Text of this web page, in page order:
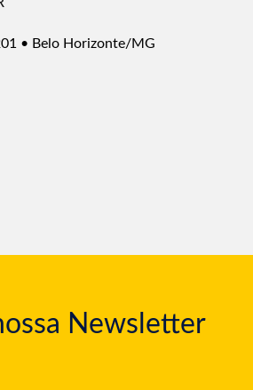
• Belo Horizonte/MG
Newsletter